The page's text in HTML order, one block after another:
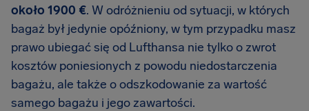
około 1900 €. W odróżnieniu od sytuacji, w których
bagaż był jedynie opóźniony, w tym przypadku masz
prawo ubiegać się od Lufthansa nie tylko o zwrot
kosztów poniesionych z powodu niedostarczenia
bagażu, ale także o odszkodowanie za wartość
samego bagażu i jego zawartości.